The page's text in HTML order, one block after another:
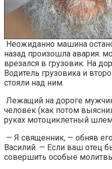
Неожиданно машина
назад произошла авария:
врезался в грузовик. На
Водитель грузовика и
стояли над ним.
Лежащий на дороге
человек (как потом
руках мотоциклетный
— Я священник, — обняв
Василий. — Если ваш отец
совершить особые